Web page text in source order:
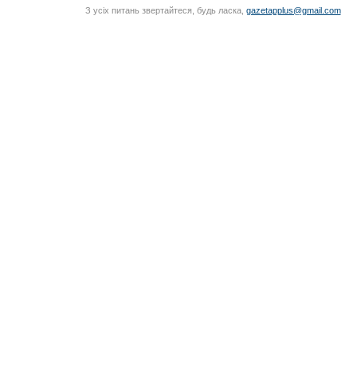
З усіх питань звертайтеся, будь ласка, gazetapplus@gmail.com